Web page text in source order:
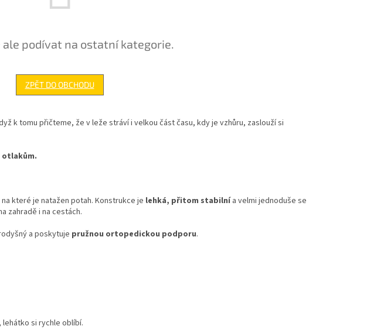
ale podívat na ostatní kategorie.
ZPĚT DO OBCHODU
k tomu přičteme, že v leže stráví i velkou část času, kdy je vzhůru, zaslouží si
na které je natažen potah. Konstrukce je lehká, přitom stabilnía velmi jednoduše se
zahradě i na cestách.
a poskytuje pružnou ortopedickou podporu.
si rychle oblíbí.